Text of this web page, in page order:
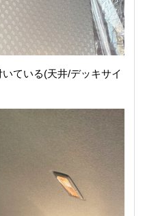
ている(天井/デッキサイ